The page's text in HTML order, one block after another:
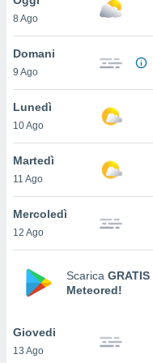
è
al sito
di
ci
di
il
un
la
nella
8 Ago
Domani
9 Ago
Lunedì
10 Ago
Martedì
11 Ago
Mercoledì
12 Ago
Scarica GRATIS
Meteored!
Giovedi
13 Ago